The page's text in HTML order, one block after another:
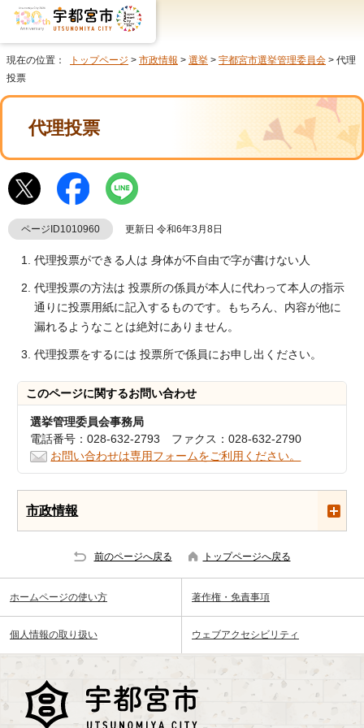
現在の位置： トップページ > 市政情報 > 選挙 > 宇都宮市選挙管理委員会 > 代理
投票
代理投票
ページID1010960 更新日 令和6年3月8日
代理投票ができる人は 身体が不自由で字が書けない人
代理投票の方法は 投票所の係員が本人に代わって本人の指示
通りに投票用紙に記入するものです。もちろん、内容が他に
漏れるようなことは絶対にありません。
代理投票をするには 投票所で係員にお申し出ください。
このページに関するお問い合わせ
選挙管理委員会事務局
電話番号：028-632-2793 ファクス：028-632-2790
お問い合わせは専用フォームをご利用ください。
市政情報
前のページへ戻る トップページへ戻る
ホームページの使い方 著作権・免責事項
個人情報の取り扱い ウェブアクセシビリティ